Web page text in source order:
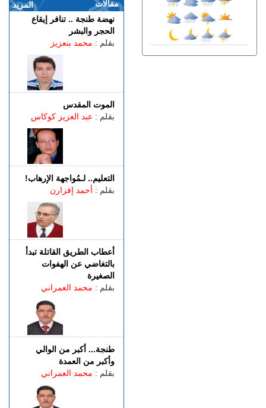
المزيد
مقالات
نهضة طنجة .. تنافر إيقاع
الحجر والبشر
بقلم : محمد بنعزيز
الموت المقدس
بقلم : عبد العزيز كوكاس
التعليم.. لـمُواجهة الإرهاب!
بقلم : أحمد إفزارن
أعطاب الطريق القاتلة تبدأ
بالتغاضي عن الهفوات
الصغيرة
بقلم : محمد العمراني
طنجة... أكبر من الوالي
وأكبر من العمدة
بقلم : محمد العمراني
توزين لأمراض خطيرة فمن
الثلاثاء 04 غشت | 22:31